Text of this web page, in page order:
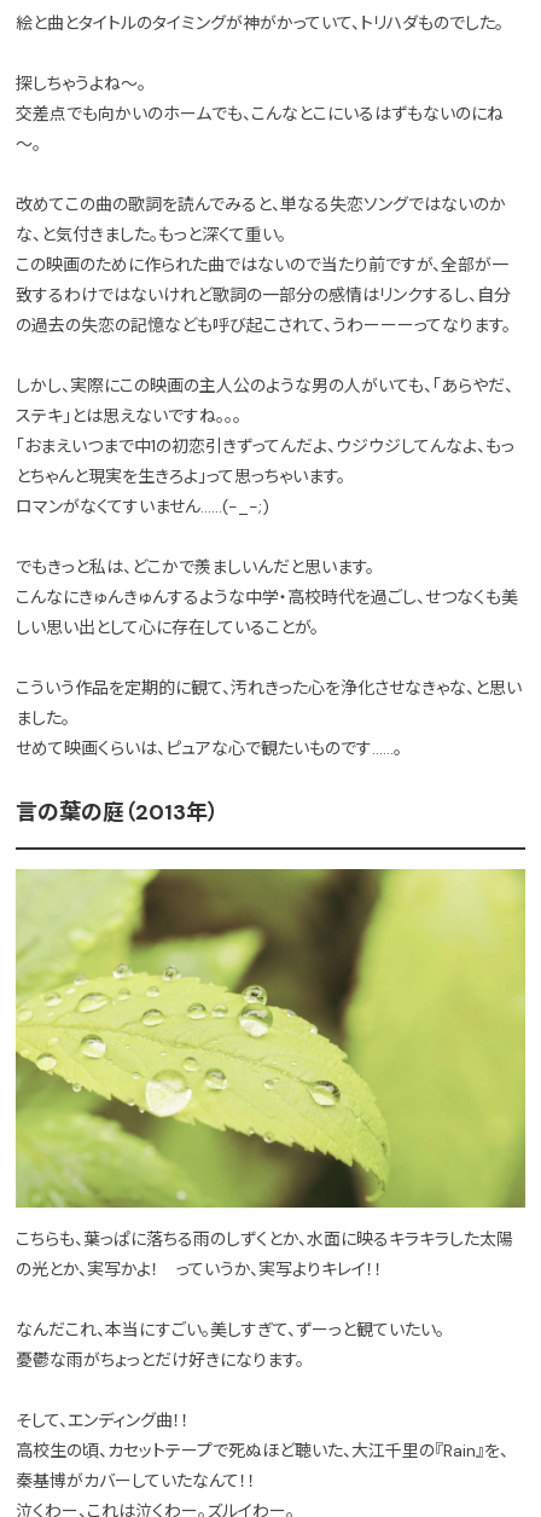
絵と曲とタイトルのタイミングが神がかっていて、トリハダものでした。
探しちゃうよね～。
交差点でも向かいのホームでも、こんなとこにいるはずもないのにね
～。
改めてこの曲の歌詞を読んでみると、単なる失恋ソングではないのか
な、と気付きました。もっと深くて重い。
この映画のために作られた曲ではないので当たり前ですが、全部が一
致するわけではないけれど歌詞の一部分の感情はリンクするし、自分
の過去の失恋の記憶なども呼び起こされて、うわーーーってなります。
しかし、実際にこの映画の主人公のような男の人がいても、「あらやだ、
ステキ」とは思えないですね。。。
「おまえいつまで中1の初恋引きずってんだよ、ウジウジしてんなよ、もっ
とちゃんと現実を生きろよ」って思っちゃいます。
ロマンがなくてすいません……(-_-;)
でもきっと私は、どこかで羨ましいんだと思います。
こんなにきゅんきゅんするような中学・高校時代を過ごし、せつなくも美
しい思い出として心に存在していることが。
こういう作品を定期的に観て、汚れきった心を浄化させなきゃな、と思い
ました。
せめて映画くらいは、ピュアな心で観たいものです……。
言の葉の庭（2013年）
こちらも、葉っぱに落ちる雨のしずくとか、水面に映るキラキラした太陽
の光とか、実写かよ！ っていうか、実写よりキレイ！！
なんだこれ、本当にすごい。美しすぎて、ずーっと観ていたい。
憂鬱な雨がちょっとだけ好きになります。
そして、エンディング曲！！
高校生の頃、カセットテープで死ぬほど聴いた、大江千里の『Rain』を、
秦基博がカバーしていたなんて！！
泣くわー、これは泣くわー。ズルイわー。